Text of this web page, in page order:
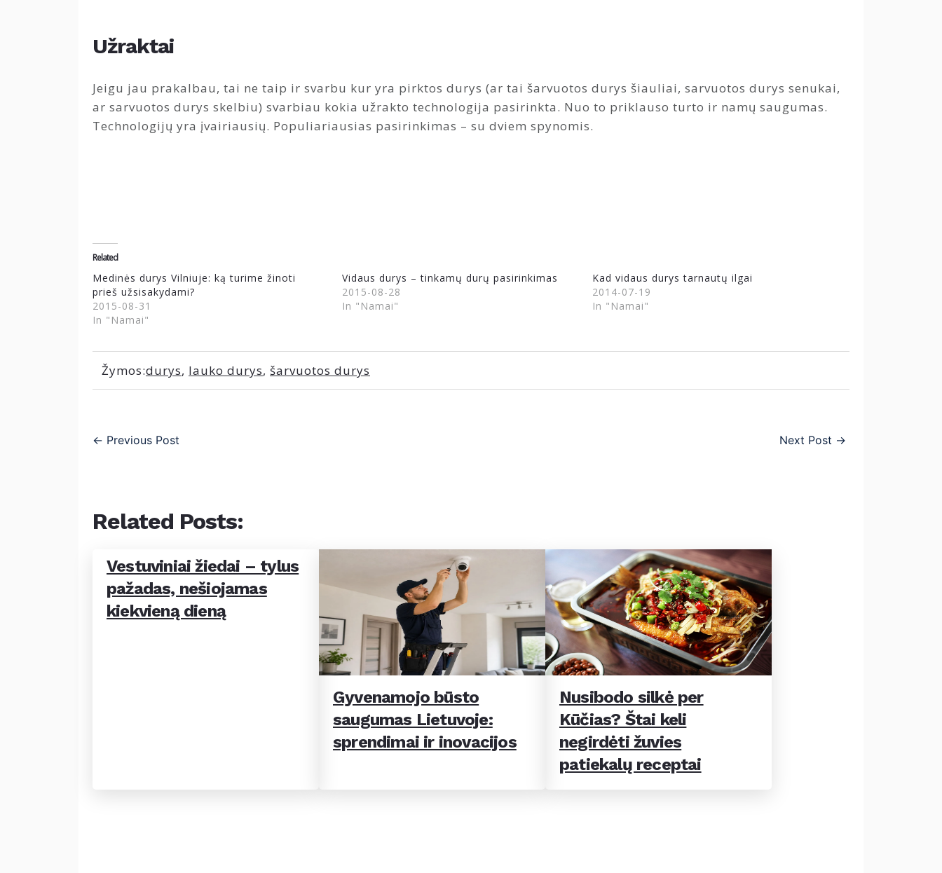
Užraktai
Jeigu jau prakalbau, tai ne taip ir svarbu kur yra pirktos durys (ar tai šarvuotos durys šiauliai, sarvuotos durys senukai,
ar sarvuotos durys skelbiu) svarbiau kokia užrakto technologija pasirinkta. Nuo to priklauso turto ir namų saugumas.
Technologijų yra įvairiausių. Populiariausias pasirinkimas – su dviem spynomis.
Related
Medinės durys Vilniuje: ką turime žinoti
prieš užsisakydami?
2015-08-31
In "Namai"
Vidaus durys – tinkamų durų pasirinkimas
2015-08-28
In "Namai"
Kad vidaus durys tarnautų ilgai
2014-07-19
In "Namai"
Žymos:durys, lauko durys, šarvuotos durys
← Previous Post Next Post →
Related Posts:
Vestuviniai žiedai – tylus
pažadas, nešiojamas
kiekvieną dieną
Gyvenamojo būsto
saugumas Lietuvoje:
sprendimai ir inovacijos
Nusibodo silkė per
Kūčias? Štai keli
negirdėti žuvies
patiekalų receptai